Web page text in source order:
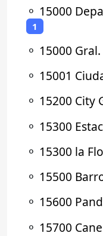
⚬ 15000
1
⚬ 15000
⚬ 15001
⚬ 15200 City
⚬ 15300
⚬ 15300 la
⚬ 15500
⚬ 15600
⚬ 15700